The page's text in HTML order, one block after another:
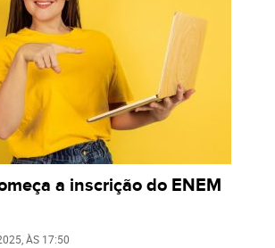
a inscrição do ENEM
, ÀS 17:50